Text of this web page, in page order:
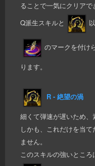
ることで一気にクリアで
Q派生スキルと
のマークを付け
ります。
R - 絶望の渦
細くて弾速が遅いため、
しかも、これだけを当
ません。
このスキルの強いとこ